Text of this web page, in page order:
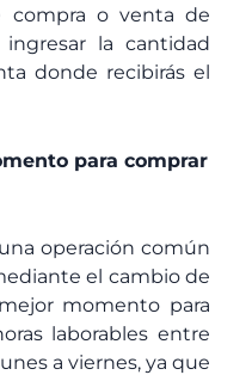
compra o venta de
ingresar la cantidad
donde recibirás el
para comprar
operación común
el cambio de
momento para
laborables entre
a viernes, ya que